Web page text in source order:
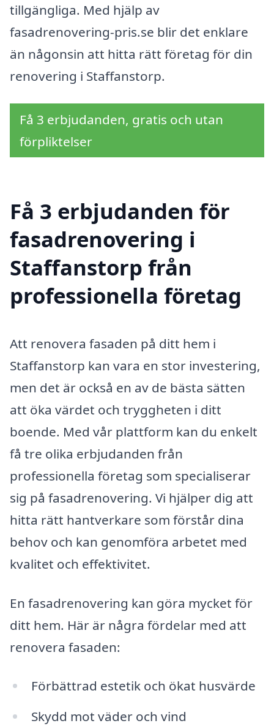
tillgängliga. Med hjälp av
fasadrenovering-pris.se blir det enklare
än någonsin att hitta rätt företag för din
renovering i Staffanstorp.
Få 3 erbjudanden, gratis och utan
förpliktelser
Få 3 erbjudanden för
fasadrenovering i
Staffanstorp från
professionella företag
Att renovera fasaden på ditt hem i
Staffanstorp kan vara en stor investering,
men det är också en av de bästa sätten
att öka värdet och tryggheten i ditt
boende. Med vår plattform kan du enkelt
få tre olika erbjudanden från
professionella företag som specialiserar
sig på fasadrenovering. Vi hjälper dig att
hitta rätt hantverkare som förstår dina
behov och kan genomföra arbetet med
kvalitet och effektivitet.
En fasadrenovering kan göra mycket för
ditt hem. Här är några fördelar med att
renovera fasaden:
Förbättrad estetik och ökat husvärde
Skydd mot väder och vind